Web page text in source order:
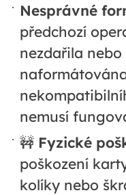
Nesprávné
předchozí
nezdařila
nemusí
🚧 Fyzické
poškození
kolíky nebo